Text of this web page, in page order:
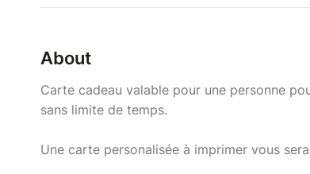
About
Carte cadeau valable pour une personne
sans limite de temps.
Une carte personalisée à imprimer vous